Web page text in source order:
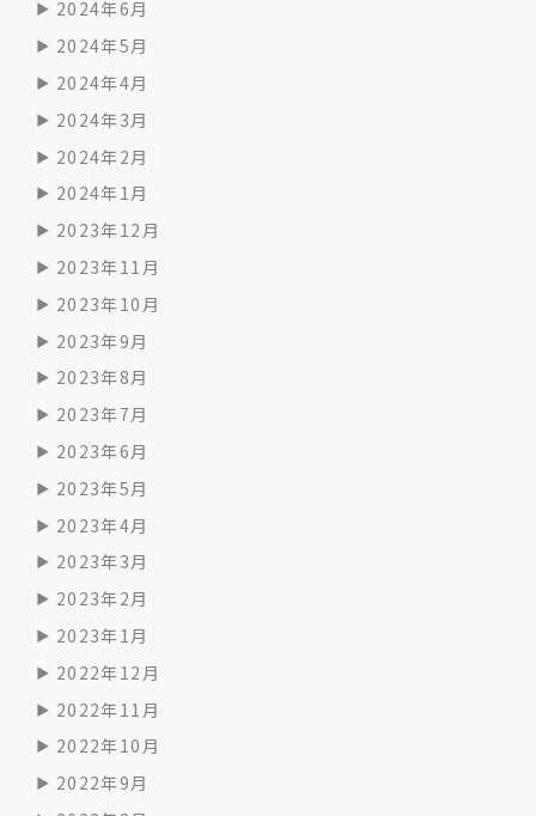
2024年6月
2024年5月
2024年4月
2024年3月
2024年2月
2024年1月
2023年12月
2023年11月
2023年10月
2023年9月
2023年8月
2023年7月
2023年6月
2023年5月
2023年4月
2023年3月
2023年2月
2023年1月
2022年12月
2022年11月
2022年10月
2022年9月